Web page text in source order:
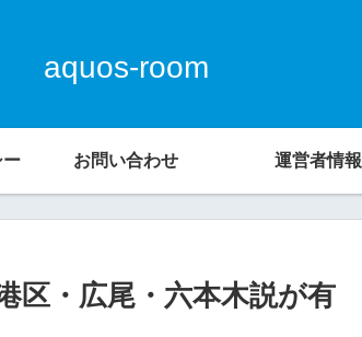
aquos-room
ー お問い合わせ 運営者情報
区・広尾・六本木説が有